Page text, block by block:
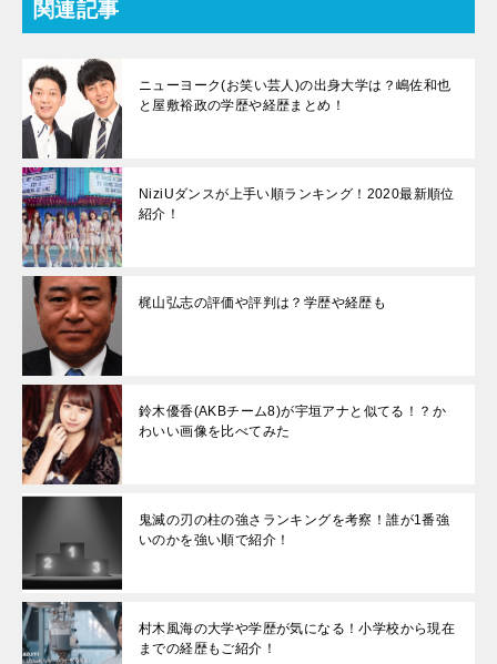
関連記事
ニューヨーク(お笑い芸人)の出身大学は？嶋佐和也
と屋敷裕政の学歴や経歴まとめ！
NiziUダンスが上手い順ランキング！2020最新順位
紹介！
梶山弘志の評価や評判は？学歴や経歴も
鈴木優香(AKBチーム8)が宇垣アナと似てる！？か
わいい画像を比べてみた
鬼滅の刃の柱の強さランキングを考察！誰が1番強
いのかを強い順で紹介！
村木風海の大学や学歴が気になる！小学校から現在
までの経歴もご紹介！